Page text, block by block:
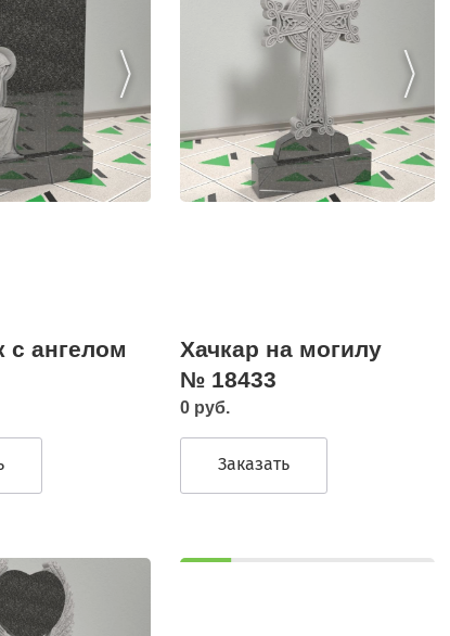
с ангелом
Хачкар на могилу
№ 18433
0 руб.
Заказать